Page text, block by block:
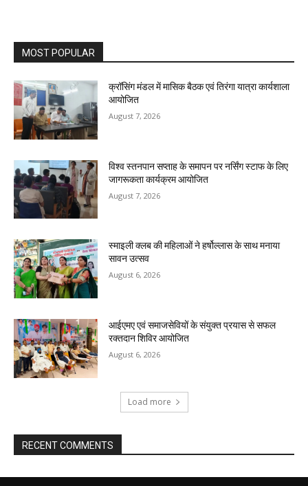
MOST POPULAR
क्रॉसिंग मंडल में मासिक बैठक एवं तिरंगा यात्रा कार्यशाला
आयोजित
August 7, 2026
विश्व स्तनपान सप्ताह के समापन पर नर्सिंग स्टाफ के लिए
जागरूकता कार्यक्रम आयोजित
August 7, 2026
स्माइली क्लब की महिलाओं ने हर्षोल्लास के साथ मनाया
सावन उत्सव
August 6, 2026
आईएमए एवं समाजसेवियों के संयुक्त प्रयास से सफल
रक्तदान शिविर आयोजित
August 6, 2026
Load more
RECENT COMMENTS